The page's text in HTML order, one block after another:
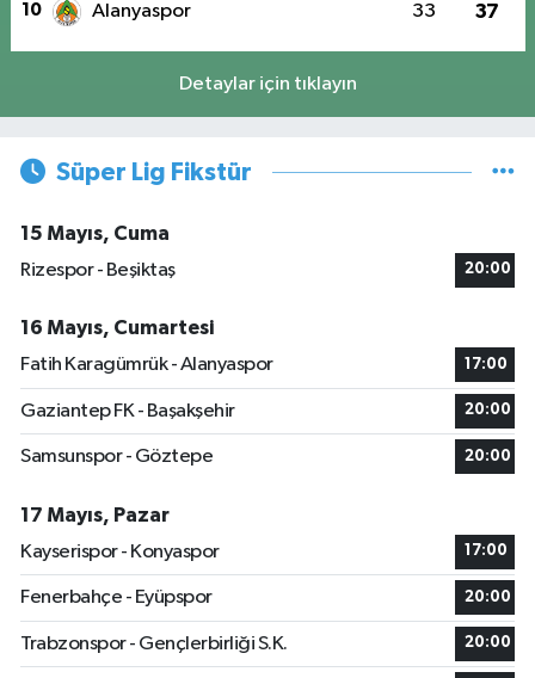
10 Alanyaspor 33 37
Detaylar için tıklayın
Süper Lig Fikstür
15 Mayıs, Cuma
Rizespor - Beşiktaş
20:00
16 Mayıs, Cumartesi
Fatih Karagümrük - Alanyaspor
17:00
Gaziantep FK - Başakşehir 20:00
Samsunspor - Göztepe 20:00
17 Mayıs, Pazar
Kayserispor - Konyaspor
17:00
Fenerbahçe - Eyüpspor 20:00
Trabzonspor - Gençlerbirliği S.K. 20:00